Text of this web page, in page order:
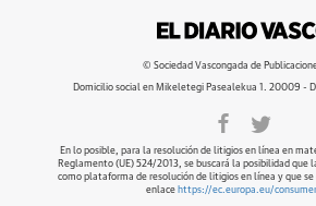
© Sociedad Vascongada de
Domicilio social en Mikeletegi Pasealekua 1. 20009 -
En lo posible, para la resolución de litigios en línea en
Reglamento (UE) 524/2013, se buscará la posibilidad que
como plataforma de resolución de litigios en línea y que
enlace https://ec.europa.eu/